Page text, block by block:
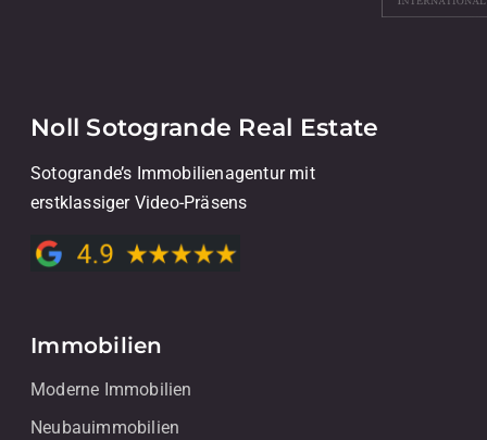
Noll Sotogrande Real Estate
Sotogrande’s Immobilienagentur mit
erstklassiger Video-Präsens
Immobilien
Moderne Immobilien
Neubauimmobilien